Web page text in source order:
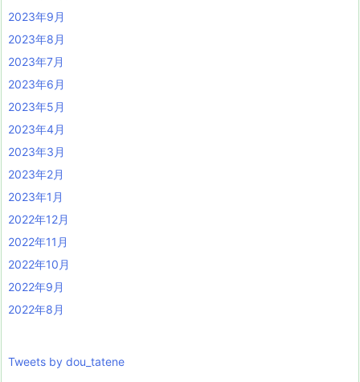
2023年9月
2023年8月
2023年7月
2023年6月
2023年5月
2023年4月
2023年3月
2023年2月
2023年1月
2022年12月
2022年11月
2022年10月
2022年9月
2022年8月
Tweets by dou_tatene